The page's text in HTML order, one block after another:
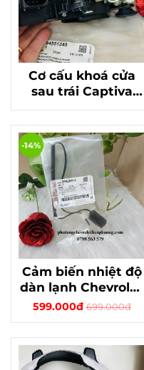
Cơ cấu khoá cửa
sau trái Captiva
C100 , C140 chính
hãng 94551340
Cảm biến nhiệt độ
dàn lạnh Chevrolet
Captiva chính
hãng chất lượng
Mã 96629613
599.000đ 699.000đ
-14%